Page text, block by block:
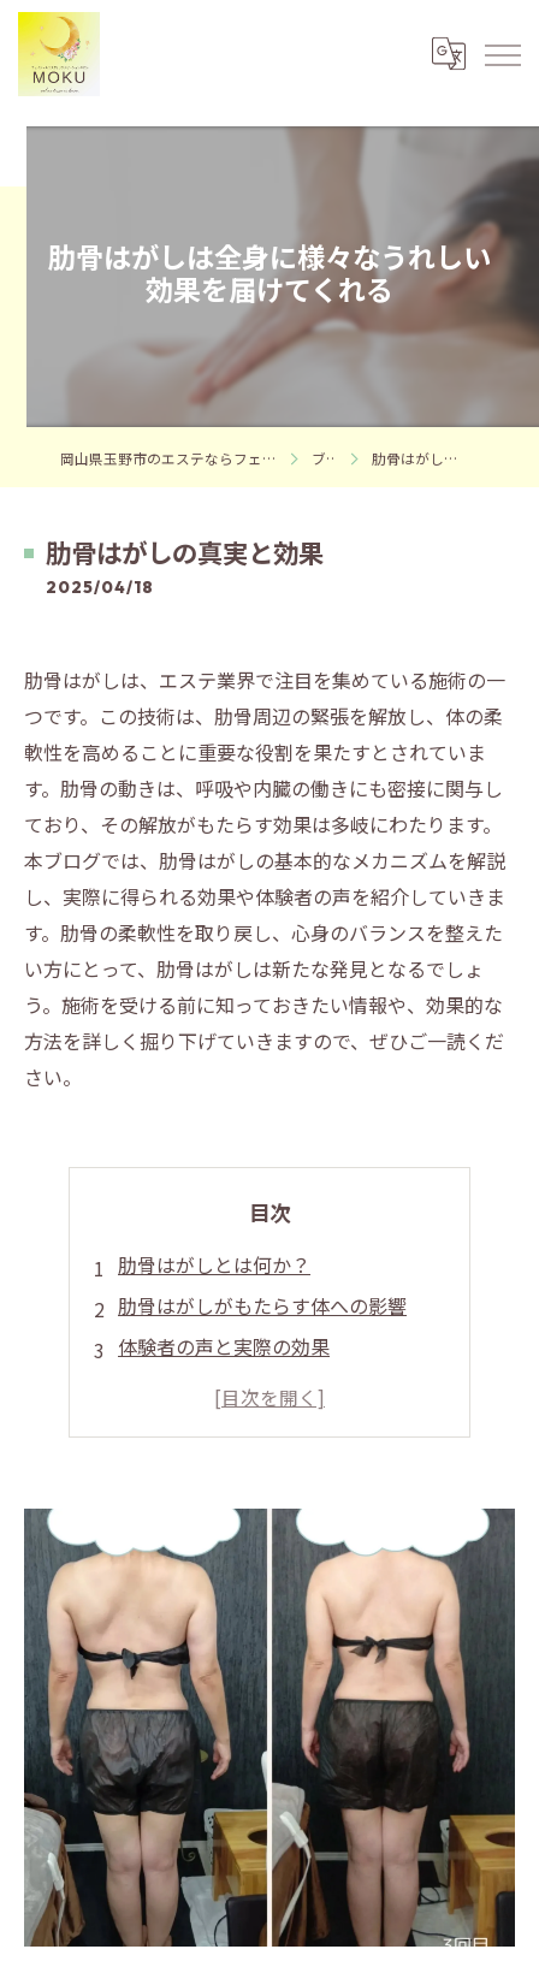
肋骨はがしは全身に様々なうれしい
効果を届けてくれる
岡山県玉野市のエステならフェイシャルエステサロンMOKU ブログ 肋骨はがしの真実と効果
肋骨はがしの真実と効果
2025/04/18
肋骨はがしは、エステ業界で注目を集めている施術の一
つです。この技術は、肋骨周辺の緊張を解放し、体の柔
軟性を高めることに重要な役割を果たすとされていま
す。肋骨の動きは、呼吸や内臓の働きにも密接に関与し
ており、その解放がもたらす効果は多岐にわたります。
本ブログでは、肋骨はがしの基本的なメカニズムを解説
し、実際に得られる効果や体験者の声を紹介していきま
す。肋骨の柔軟性を取り戻し、心身のバランスを整えた
い方にとって、肋骨はがしは新たな発見となるでしょ
う。施術を受ける前に知っておきたい情報や、効果的な
方法を詳しく掘り下げていきますので、ぜひご一読くだ
さい。
目次
肋骨はがしとは何か？
肋骨はがしがもたらす体への影響
体験者の声と実際の効果
心身のバランスを取り戻す肋骨はがし